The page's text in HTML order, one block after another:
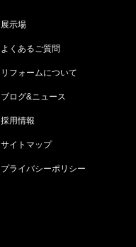
展示場
よくあるご質問
リフォームについて
ブログ&ニュース
採用情報
サイトマップ
プライバシーポリシー